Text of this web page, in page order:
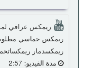
ريمكس عراقي
ريمكس حماسي مطلوب
ريمكسدمار
مدة الفيديو: 2:57